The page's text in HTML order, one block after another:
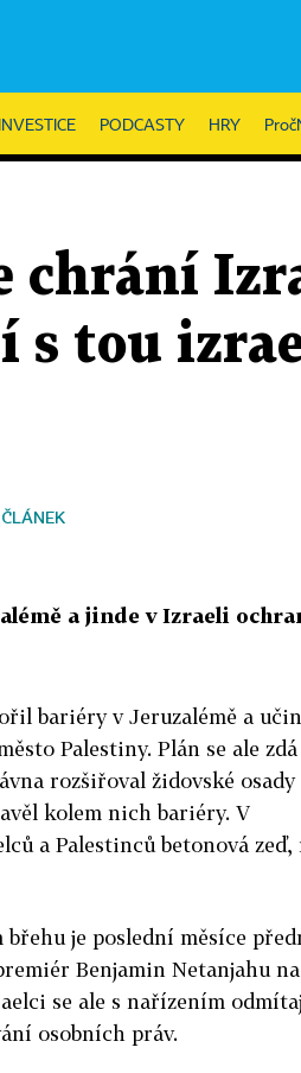
INVESTICE PODCASTY HRY
chrání
s tou
a jinde v Izraeli
bariéry v Jeruzalémě a
Palestiny. Plán se ale
rozšiřoval židovské osady
kolem nich bariéry. V
a Palestinců betonová zeď,
je poslední měsíce
Benjamin Netanjahu na
se ale s nařízením
osobních práv.